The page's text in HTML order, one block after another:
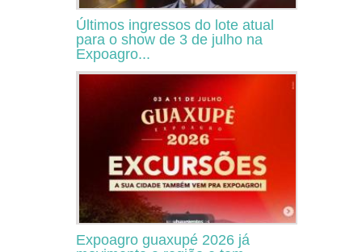
Últimos ingressos do lote atual
para o show de 3 de julho na
Expoagro...
Expoagro guaxupé 2026 já